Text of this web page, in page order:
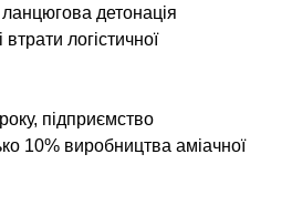
ланцюгова детонація
логістичної
підприємство
10% виробництва аміачної